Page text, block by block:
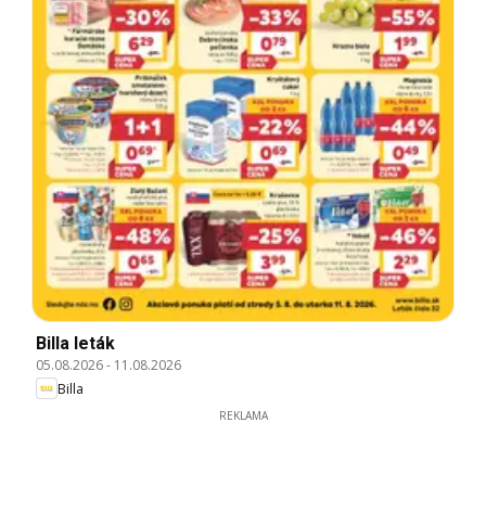
Billa leták
05.08.2026- 11.08.2026
Billa
REKLAMA